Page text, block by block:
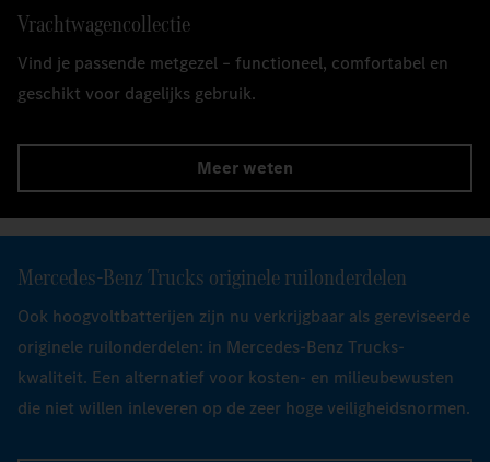
Vrachtwagencollectie
Vind je passende metgezel – functioneel, comfortabel en
geschikt voor dagelijks gebruik.
Meer weten
Mercedes‑Benz Trucks originele ruilonderdelen
Ook hoogvoltbatterijen zijn nu verkrijgbaar als gereviseerde
originele ruilonderdelen: in Mercedes-Benz Trucks-
kwaliteit. Een alternatief voor kosten- en milieubewusten
die niet willen inleveren op de zeer hoge veiligheidsnormen.